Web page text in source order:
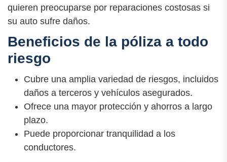
quieren preocuparse por reparaciones costosas si
su auto sufre daños.
Beneficios de la póliza a todo
riesgo
Cubre una amplia variedad de riesgos, incluidos
daños a terceros y vehículos asegurados.
Ofrece una mayor protección y ahorros a largo
plazo.
Puede proporcionar tranquilidad a los
conductores.